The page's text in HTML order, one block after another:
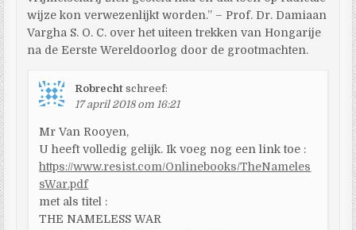
wijze kon verwezenlijkt worden.” – Prof. Dr. Damiaan
Vargha S. O. C. over het uiteen trekken van Hongarije
na de Eerste Wereldoorlog door de grootmachten.
Robrecht schreef:
17 april 2018 om 16:21
Mr Van Rooyen,
U heeft volledig gelijk. Ik voeg nog een link toe :
https://www.resist.com/Onlinebooks/TheNameles
sWar.pdf
met als titel :
THE NAMELESS WAR